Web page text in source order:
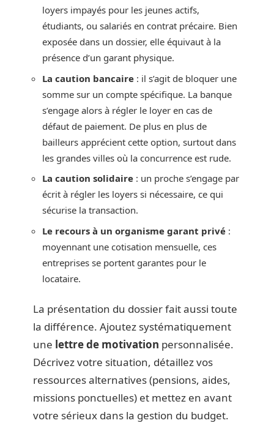
loyers impayés pour les jeunes actifs,
étudiants, ou salariés en contrat précaire. Bien
exposée dans un dossier, elle équivaut à la
présence d’un garant physique.
La caution bancaire : il s’agit de bloquer une
somme sur un compte spécifique. La banque
s’engage alors à régler le loyer en cas de
défaut de paiement. De plus en plus de
bailleurs apprécient cette option, surtout dans
les grandes villes où la concurrence est rude.
La caution solidaire : un proche s’engage par
écrit à régler les loyers si nécessaire, ce qui
sécurise la transaction.
Le recours à un organisme garant privé :
moyennant une cotisation mensuelle, ces
entreprises se portent garantes pour le
locataire.
La présentation du dossier fait aussi toute
la différence. Ajoutez systématiquement
une lettre de motivation personnalisée.
Décrivez votre situation, détaillez vos
ressources alternatives (pensions, aides,
missions ponctuelles) et mettez en avant
votre sérieux dans la gestion du budget.